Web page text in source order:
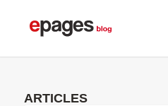
ARTICLES